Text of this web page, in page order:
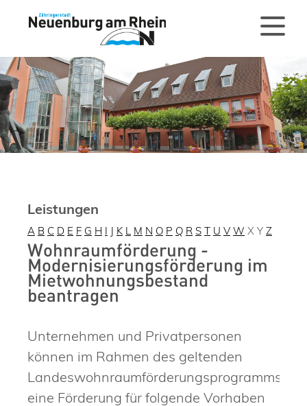
Leistungen
A B C D E F G H I J K L M N O P Q R S T U V W X Y Z
Wohnraumförderung -
Modernisierungsförderung im
Mietwohnungsbestand
beantragen
Unternehmen und Privatpersonen
können im Rahmen des geltenden
Landeswohnraumförderungsprogramms
eine Förderung für folgende Vorhaben